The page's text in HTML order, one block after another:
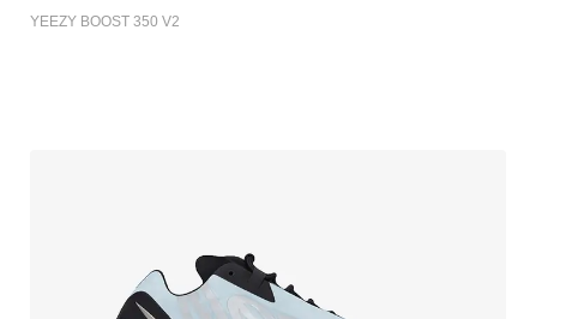
YEEZY BOOST 350 V2